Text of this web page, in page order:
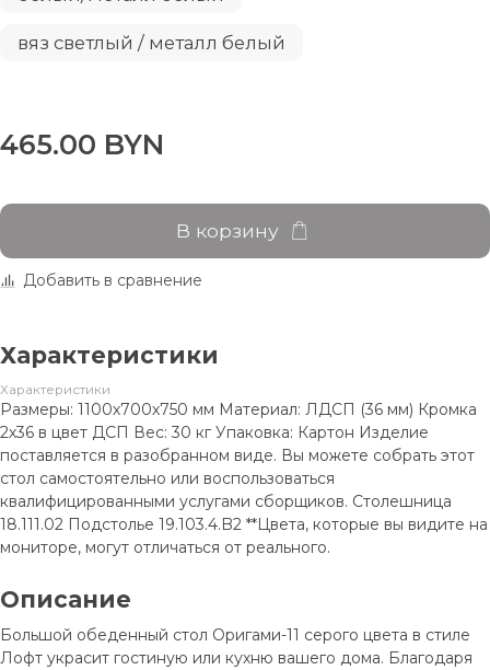
вяз светлый / металл белый
465.00 BYN
В корзину
Добавить в сравнение
Характеристики
Характеристики
Размеры: 1100х700х750 мм Материал: ЛДСП (36 мм) Кромка
2х36 в цвет ДСП Вес: 30 кг Упаковка: Картон Изделие
поставляется в разобранном виде. Вы можете собрать этот
стол самостоятельно или воспользоваться
квалифицированными услугами сборщиков. Столешница
18.111.02 Подстолье 19.103.4.B2 **Цвета, которые вы видите на
мониторе, могут отличаться от реального.
Описание
Большой обеденный стол Оригами-11 серого цвета в стиле
Лофт украсит гостиную или кухню вашего дома. Благодаря